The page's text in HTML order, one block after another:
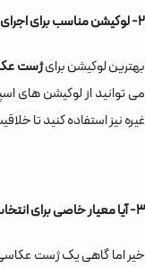
2- لوکیشن مناسب برای اجرای ژست عکاسی فرمالیته اسپرت کدام است؟
بهترین لوکیشن برایژست
می توانید از لوکیشن های
غیره نیز استفاده کنید تا
3- آیا معیار خاصی برای انتخاب ژست عکاسی فرمالیته وجود دارد؟
خیر اما گاهی یک ژست